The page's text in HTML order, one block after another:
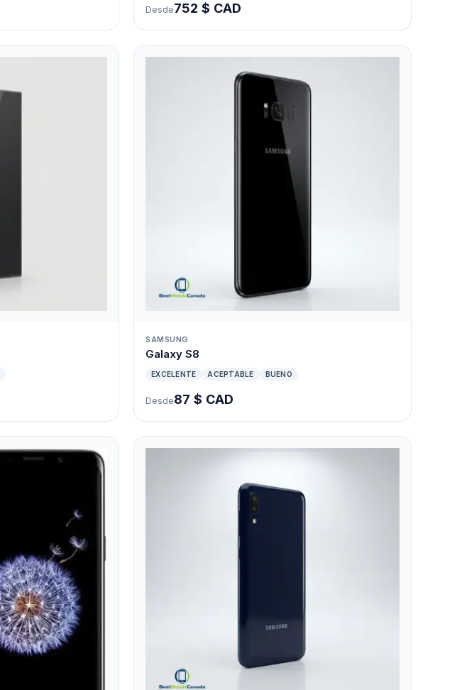
Desde752 $ CAD
SAMSUNG
Galaxy S8
EXCELENTE ACEPTABLE BUENO
Desde87 $ CAD